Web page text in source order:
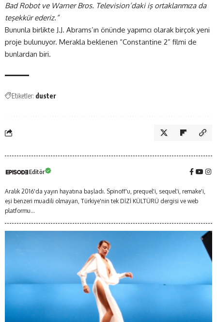
Bad Robot ve Warner Bros. Television’daki iş ortaklarımıza da
teşekkür ederiz.”
Bununla birlikte J.J. Abrams’ın önünde yapımcı olarak birçok yeni
proje bulunuyor. Merakla beklenen “Constantine 2” filmi de
bunlardan biri.
Etiketler: duster
Editör
Aralık 2016'da yayın hayatına başladı. Spinoff'u, prequel'i, sequel'i, remake'i,
eşi benzeri muadili olmayan, Türkiye'nin tek DİZİ KÜLTÜRÜ dergisi ve web
platformu...